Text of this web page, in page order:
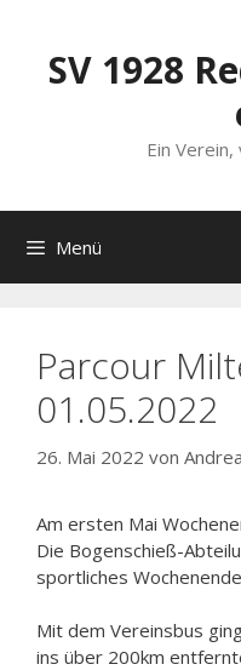
springenSV 1928
Ein
Menü
Parcour
01.05.2022
26. Mai 2022 von
Am ersten Mai
Die Bogenschieß-
sportliches
Mit dem Vereinsbus
ins über 200km